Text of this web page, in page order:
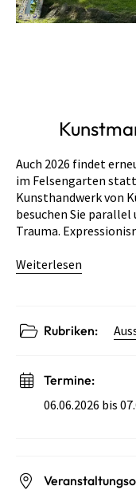
Auch 2026 findet
im Felsengarten
Kunsthandwerk von
besuchen Sie parallel
Trauma.
Weiterlesen
Rubriken:
Termine:
06.06.2026 bis